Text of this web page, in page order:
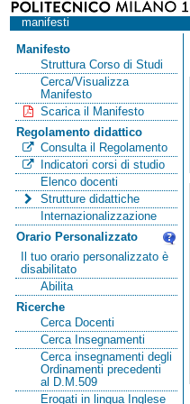
manifesti
Manifesto
Struttura Corso di Studi
Cerca/Visualizza
Manifesto
Scarica il Manifesto
Regolamento didattico
Consulta il Regolamento
Indicatori corsi di studio
Elenco docenti
Strutture didattiche
Internazionalizzazione
Orario Personalizzato
Il tuo orario personalizzato è
disabilitato
Abilita
Ricerche
Cerca Docenti
Cerca Insegnamenti
Cerca insegnamenti degli
Ordinamenti precedenti
al D.M.509
Erogati in lingua Inglese